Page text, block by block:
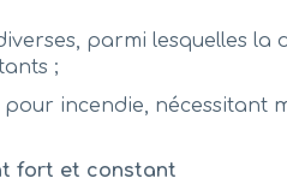
parmi lesquelles la
;
incendie, nécessitant
fort et constant